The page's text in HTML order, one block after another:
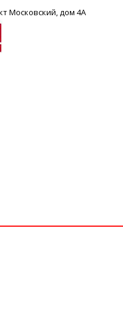
Московский, дом 4А